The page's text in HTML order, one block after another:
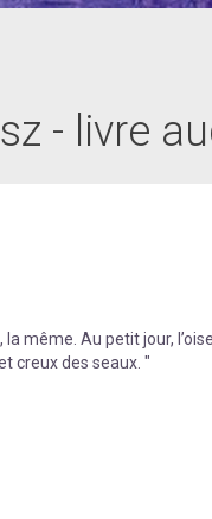
- livre
même. Au petit jour,
creux des seaux. "